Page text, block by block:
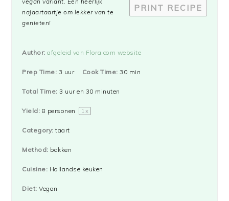
PRINT RECIPE
najaartaartje om lekker van te
genieten!
Author: afgeleid van Flora.com website
Prep Time: 3 uur Cook Time: 30 min
Total Time: 3 uur en 30 minuten
Yield: 8 personen 1x
Category: taart
Method: bakken
Cuisine: Hollandse keuken
Diet: Vegan